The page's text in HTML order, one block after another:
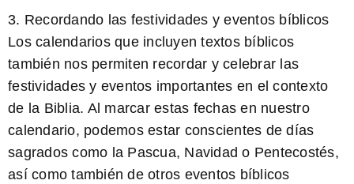
3. Recordando las festividades y eventos bíblicos
Los calendarios que incluyen textos bíblicos
también nos permiten recordar y celebrar las
festividades y eventos importantes en el contexto
de la Biblia. Al marcar estas fechas en nuestro
calendario, podemos estar conscientes de días
sagrados como la Pascua, Navidad o Pentecostés,
así como también de otros eventos bíblicos